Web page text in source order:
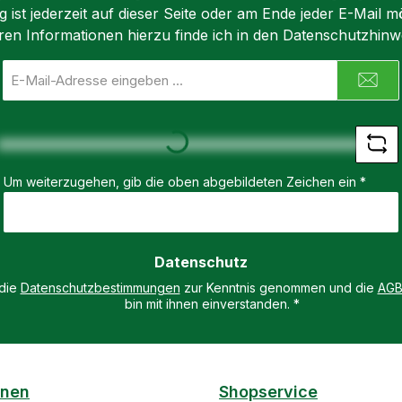
das
Vögel
die motorischen
Fähigkeiten und fördert
die Konzentration.
Perfekt für Kinder im
Kindergartenalter, die
und Farben
Spezifikationen:
3 Jahre Hersteller:
Softcover Gedruckt in
Deutschland Für
ihre
und
beim
die
Mängel Spezifikationen:
Alter: 5
ist jederzeit auf dieser Seite oder am Ende jeder E-Mail
Informationen hierzu finde ich in den
Mail-
Loading...
Um weiterzugehen, gib die oben abgebildeten Zeichen ein *
Datenschutz
Datenschutzbestimmungen zur Kenntnis genommen und die AGB
bin mit ihnen einverstanden. *
Shopservice